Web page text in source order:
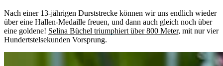
Nach einer 13-jährigen Durststrecke können wir uns endlich wieder
über eine Hallen-Medaille freuen, und dann auch gleich noch über
eine goldene! Selina Büchel triumphiert über 800 Meter, mit nur vier
Hundertstelsekunden Vorsprung.